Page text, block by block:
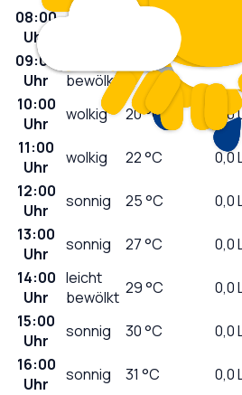
08:00
Uhr
09:00
Uhr
bewölkt 18°C 0,0
10:00
Uhr
wolkig 20°C 0,0
11:00
Uhr
wolkig 22°C 0,0
12:00
Uhr
sonnig 25°C 0,0
13:00
Uhr
sonnig 27°C 0,0
14:00
Uhr
leicht
bewölkt 29°C 0,0
15:00
Uhr
sonnig 30°C 0,0
16:00
Uhr
sonnig 31 °C 0,0